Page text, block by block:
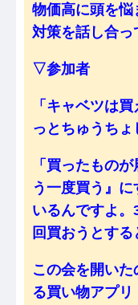
物価高に頭を悩
対策を話し合っ
▽参加者
「キャベツは
っとちゅうちょ
「買ったもの
う一度買う』
いるんですよ
回買おうとする
この会を開い
る買い物アプ